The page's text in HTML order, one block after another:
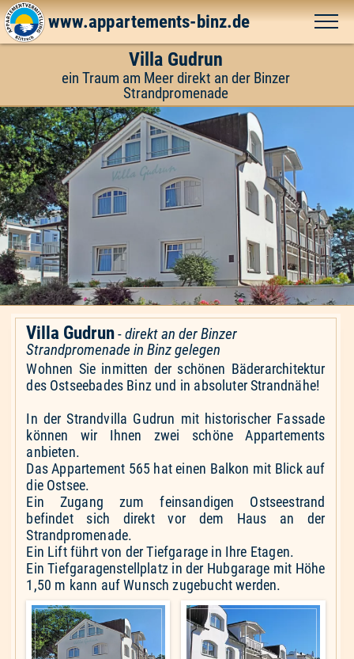
www.appartements-binz.de
Villa Gudrun
ein Traum am Meer direkt an der Binzer
Strandpromenade
Villa Gudrun-direkt an der Binzer
Strandpromenade in Binz gelegen
Wohnen Sie inmitten der schönen Bäderarchitektur
des Ostseebades Binz und in absoluter Strandnähe!
In der Strandvilla Gudrun mit historischer Fassade
können wir Ihnen zwei schöne Appartements
anbieten.
Das Appartement 565 hat einen Balkon mit Blick auf
die Ostsee.
Ein Zugang zum feinsandigen Ostseestrand
befindet sich direkt vor dem Haus an der
Strandpromenade.
Ein Lift führt von der Tiefgarage in Ihre Etagen.
Ein Tiefgaragenstellplatz in der Hubgarage mit Höhe
1,50 m kann auf Wunsch zugebucht werden.